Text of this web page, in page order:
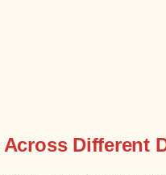
Different